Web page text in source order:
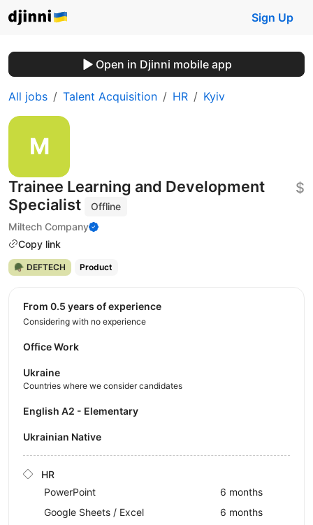
Sign Up
Open in Djinni mobile app
All jobs Talent Acquisition HR Kyiv
Trainee Learning and Development
Specialist
Offline
Miltech Company
Copy link
$
🪖 DEFTECH Product
from 0.5 years of experience
Considering with no experience
Office Work
Ukraine
Countries where we consider candidates
English A2 - Elementary
Ukrainian Native
HR
PowerPoint
6 months
Google Sheets / Excel
6 months